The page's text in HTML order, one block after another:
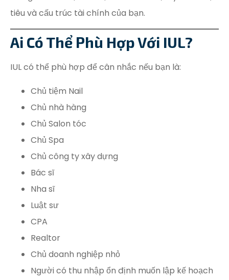
tiêu và cấu trúc tài chính của bạn.
Ai Có Thể Phù Hợp Với IUL?
IUL có thể phù hợp để cân nhắc nếu bạn là:
Chủ tiệm Nail
Chủ nhà hàng
Chủ Salon tóc
Chủ Spa
Chủ công ty xây dựng
Bác sĩ
Nha sĩ
Luật sư
CPA
Realtor
Chủ doanh nghiệp nhỏ
Người có thu nhập ổn định muốn lập kế hoạch